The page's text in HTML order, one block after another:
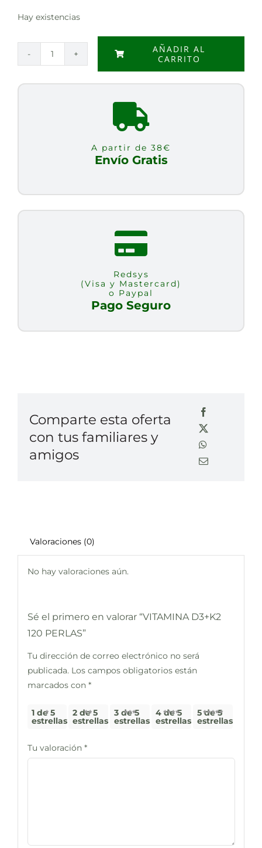
Hay existencias
VITAMINA
AÑADIR AL
CARRITO
A partir de 38€
Envío Gratis
Redsys
(Visa y Mastercard)
o Paypal
Pago Seguro
Comparte esta oferta
con tus familiares y
amigos
Valoraciones (0)
No hay valoraciones aún.
Sé el primero en valorar “VITAMINA D3+K2
120 PERLAS”
Tu dirección de correo electrónico no será
publicada. Los campos obligatorios están
marcados con *
1 de 5
estrellas
2 de 5
estrellas
3 de 5
estrellas
4 de 5
estrellas
5 de 5
estrellas
Tu valoración *